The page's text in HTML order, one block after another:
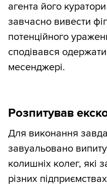
агента його
завчасно вивести
потенційного
сподівався
месенджері.
Розпитував
Для виконання
завуальовано
колишніх колег, які
різних